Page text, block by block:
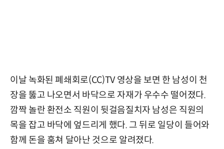
이날 녹화된 폐쇄회로(CC)TV 영상을 보면 한 남성이 천
장을 뚫고 나오면서 바닥으로 자재가 우수수 떨어졌다.
깜짝 놀란 환전소 직원이 뒷걸음질치자 남성은 직원의
목을 잡고 바닥에 엎드리게 했다. 그 뒤로 일당이 들어와
함께 돈을 훔쳐 달아난 것으로 알려졌다.